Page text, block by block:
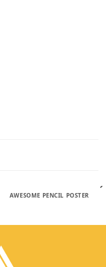
AWESOME PENCIL POSTER